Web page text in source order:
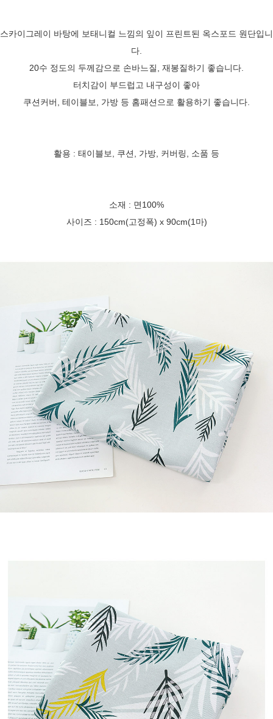
스카이그레이 바탕에 보태니컬 느낌의 잎이 프린트된 옥스포드 원단입니
다.
20수 정도의 두께감으로 손바느질, 재봉질하기 좋습니다.
터치감이 부드럽고 내구성이 좋아
쿠션커버, 테이블보, 가방 등 홈패션으로 활용하기 좋습니다.
활용 : 태이블보, 쿠션, 가방, 커버링, 소품 등
소재 : 면100%
사이즈 : 150cm(고정폭) x 90cm(1마)